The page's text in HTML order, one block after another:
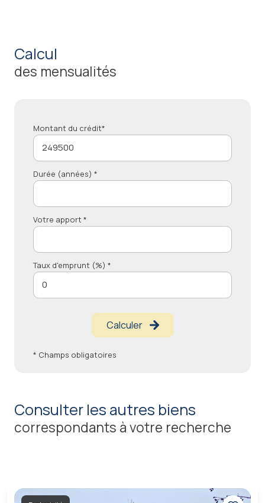
calcul
des mensualités
Montant du crédit*
Durée (années) *
Votre apport *
Taux d'emprunt (%) *
Calculer
* Champs obligatoires
consulter les autres biens
correspondants à votre recherche